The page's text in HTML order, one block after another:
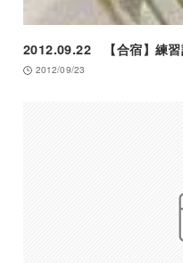
2012.09.22 【合宿】練習
2012/09/23